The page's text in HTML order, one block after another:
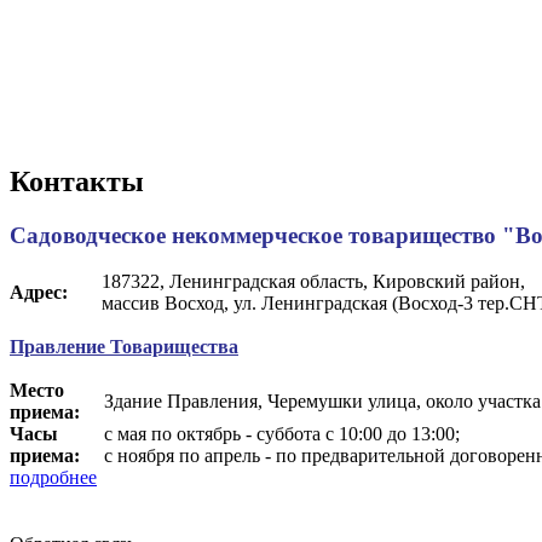
Контакты
Садоводческое некоммерческое товарищество
Адрес:
187322, Ленинградская область, Кировский район,
массив Восход, ул. Ленинградская (Восход-3
Правление Товарищества
Место
приема:
Здание Правления, Черемушки улица, около
Часы
приема:
с мая по октябрь - суббота с 10:00 до 13:00;
с ноября по апрель - по предварительной
подробнее